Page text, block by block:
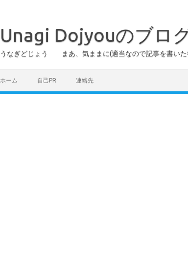
Unagi Dojyouのブロ
うなぎどじょう まあ、気ままに(適当なので記事を書いた
ホーム 自己PR 連絡先